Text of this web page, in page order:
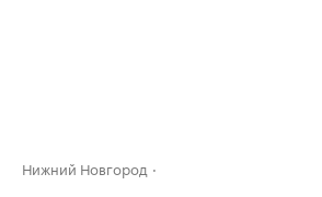
Нижний Новгород